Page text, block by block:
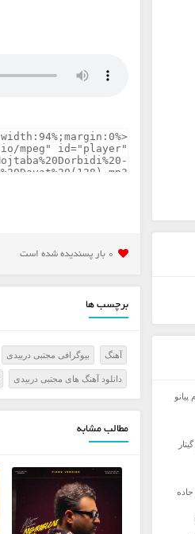
0 بار پسنديده شده است
برچسب ها
آهنگ بیوگرافی مجتبی دربیدی
دانلود آهنگ های مجتبی دربیدی
مطالب مشابه